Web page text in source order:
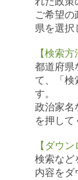
ご希望
県を選択
【検索方
都道府県
て、「検
す。
政治家名
を押して
【ダウン
検索など
内容をダ